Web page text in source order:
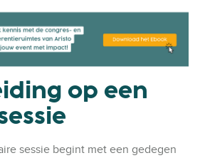
op een
sessie begint met een gedegen